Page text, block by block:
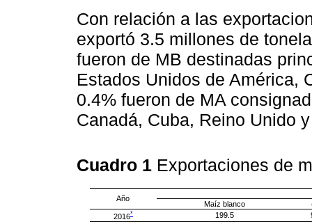
Con relación a las
exportó 3.5 millones de
fueron de MB destinadas
Estados Unidos de América,
0.4% fueron de MA
Canadá, Cuba, Reino Unido
Cuadro 1 Exportaciones de
Año
Maíz blanco
2016* 199.5